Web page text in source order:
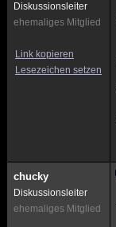
Diskussionsleiter
ehemaliges Mitglied
Link kopieren
Lesezeichen setzen
chucky
Diskussionsleiter
ehemaliges Mitglied